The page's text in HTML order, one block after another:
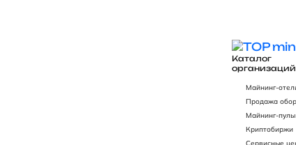
Каталог
организаций
Майнинг-
Продажа
Майнинг-пулы
Криптобиржи
Сервисные